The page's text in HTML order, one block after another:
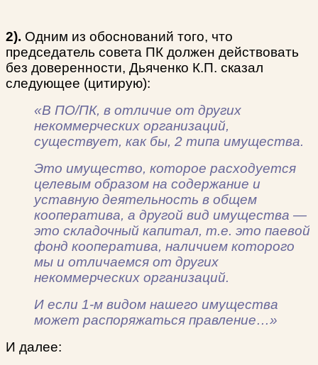
2). Одним из обоснований того, что
председатель совета ПК должен действовать
без доверенности, Дьяченко К.П. сказал
следующее (цитирую):
«В ПО/ПК, в отличие от других
некоммерческих организаций,
существует, как бы, 2 типа имущества.
Это имущество, которое расходуется
целевым образом на содержание и
уставную деятельность в общем
кооператива, а другой вид имущества —
это складочный капитал, т.е. это паевой
фонд кооператива, наличием которого
мы и отличаемся от других
некоммерческих организаций.
И если 1-м видом нашего имущества
может распоряжаться правление…»
И далее: